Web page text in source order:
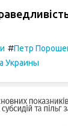
#Петр
Украины